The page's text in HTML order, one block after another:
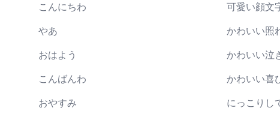
こんにちわ
やあ
おはよう
こんばんわ
おやすみ
可愛い顔文
かわいい照
かわいい泣
かわいい喜
にっこりし